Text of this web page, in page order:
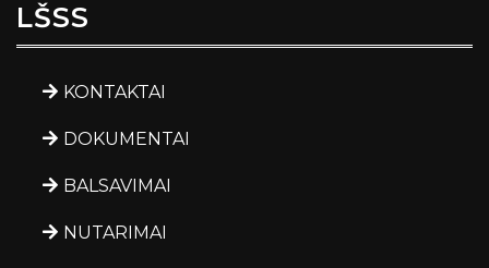
LŠSS
KONTAKTAI
DOKUMENTAI
BALSAVIMAI
NUTARIMAI